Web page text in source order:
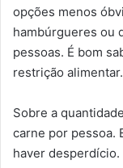
opções menos
hambúrgueres ou
pessoas. É bom
restrição alimentar.
Sobre a
carne por pessoa.
haver desperdício.